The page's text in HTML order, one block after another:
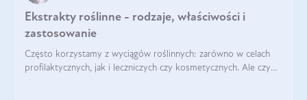
Ekstrakty roślinne - rodzaje, właściwości i
zastosowanie
Często korzystamy z wyciągów roślinnych: zarówno w celach
profilaktycznych, jak i leczniczych czy kosmetycznych. Ale czy